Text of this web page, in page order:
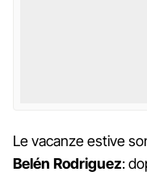
Le vacanze estive
Belén Rodriguez: